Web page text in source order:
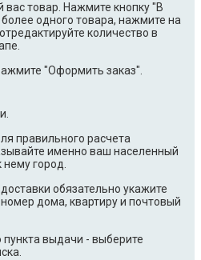
товар. Нажмите кнопку "В
одного товара, нажмите на
количество в
"Оформить заказ".
правильного расчета
именно ваш населенный
город.
обязательно укажите
дома, квартиру и почтовый
выдачи - выберите